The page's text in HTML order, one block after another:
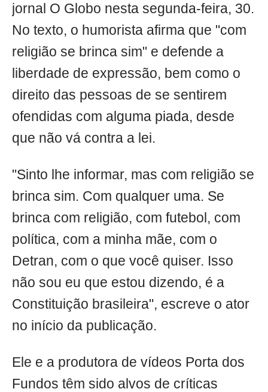
jornal O Globo nesta segunda-feira, 30.
No texto, o humorista afirma que "com
religião se brinca sim" e defende a
liberdade de expressão, bem como o
direito das pessoas de se sentirem
ofendidas com alguma piada, desde
que não vá contra a lei.
"Sinto lhe informar, mas com religião se
brinca sim. Com qualquer uma. Se
brinca com religião, com futebol, com
política, com a minha mãe, com o
Detran, com o que você quiser. Isso
não sou eu que estou dizendo, é a
Constituição brasileira", escreve o ator
no início da publicação.
Ele e a produtora de vídeos Porta dos
Fundos têm sido alvos de críticas